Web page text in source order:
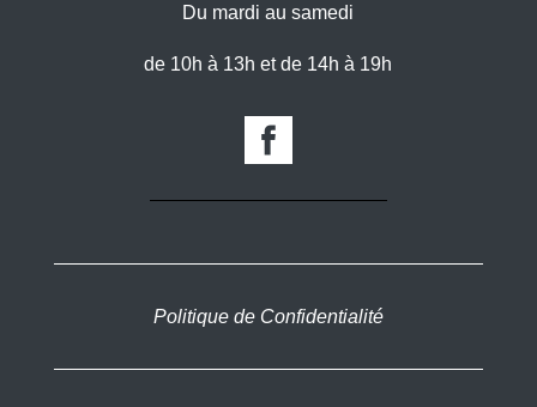
Du mardi au samedi
de 10h à 13h et de 14h à 19h
Politique de Confidentialité